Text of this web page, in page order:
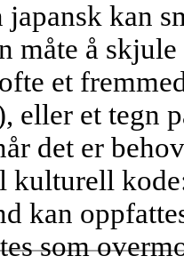
kan
måte å skjule
et
eller et tegn
det er
kulturell
kan
som